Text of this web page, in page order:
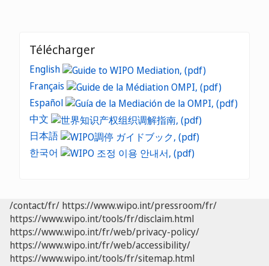
Télécharger
English
Français
Español
中文
日本語
한국어
/contact/fr/ https://www.wipo.int/pressroom/fr/
https://www.wipo.int/tools/fr/disclaim.html
https://www.wipo.int/fr/web/privacy-policy/
https://www.wipo.int/fr/web/accessibility/
https://www.wipo.int/tools/fr/sitemap.html